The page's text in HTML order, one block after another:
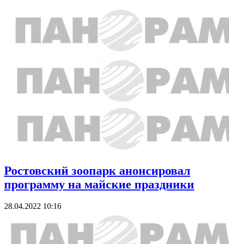
Ростовский зоопарк анонсировал
программу на майские праздники
28.04.2022 10:16